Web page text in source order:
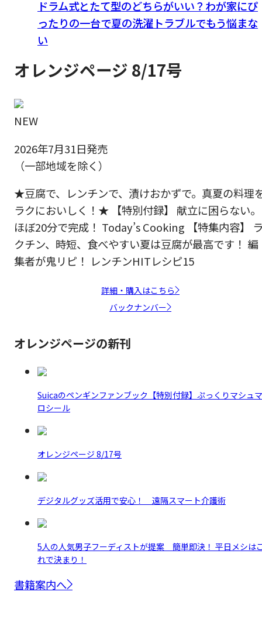
ドラム式とたて型のどちらがいい？わが家にぴ
ったりの一台で夏の洗濯トラブルでもう悩まな
い
オレンジページ 8/17号
NEW
2026年7月31日発売
（一部地域を除く）
★豆腐で、レンチンで、漬けおかずで。真夏の料理
ラクにおいしく！★ 【特別付録】 献立に困らない。
ほぼ20分で完成！ Today’s Cooking 【特集内容】
クチン、時短、食べやすい夏は豆腐が最高です！ 編
集者が鬼リピ！ レンチンHITレシピ15
詳細・購入はこちら
バックナンバー
オレンジページの新刊
Suicaのペンギンファンブック【特別付録】ぷっくりマシュマ
ロシール
オレンジページ 8/17号
デジタルグッズ活用で安心！ 遠隔スマート介護術
5人の人気男子フーディストが提案 簡単即決！ 平日メシは
れで決まり！
書籍案内へ